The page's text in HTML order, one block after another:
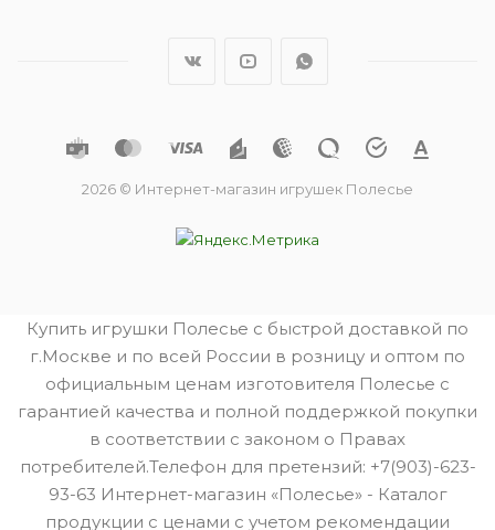
2026 © Интернет-магазин игрушек Полесье
Купить игрушки Полесье с быстрой доставкой по
г.Москве и по всей России в розницу и оптом по
официальным ценам изготовителя Полесье с
гарантией качества и полной поддержкой покупки
в соответствии с законом о Правах
потребителей.Телефон для претензий: +7(903)-623-
93-63 Интернет-магазин «Полесье» - Каталог
продукции с ценами с учетом рекомендации